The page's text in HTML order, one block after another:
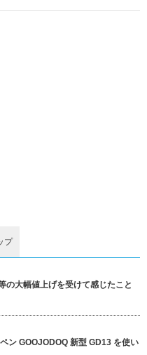
プ
大幅値上げを受けて感じたこと
ン GOOJODOQ 新型 GD13 を使い